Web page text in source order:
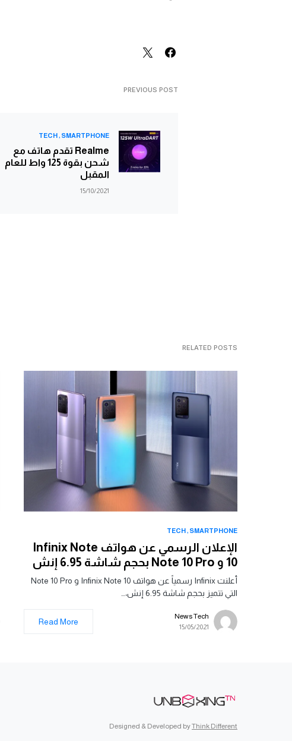
PREVIOUS POST
SMARTPHONE
TECH
Realme تقدم هاتف مع
شحن بقوة 125 واط للعام
المقبل
15/10/2021
RELATED POSTS
SMARTPHONE
TECH
الإعلان الرسمي عن هواتف Infinix Note
10 و Note 10 Pro بحجم شاشة 6.95 إنش
أعلنت Infinix رسمياً عن هواتف Infinix Note 10 و Note 10 Pro
التي تتميز بحجم شاشة 6.95 إنش،…
News Tech
15/05/2021
Read More
Designed & Developed byThink Different